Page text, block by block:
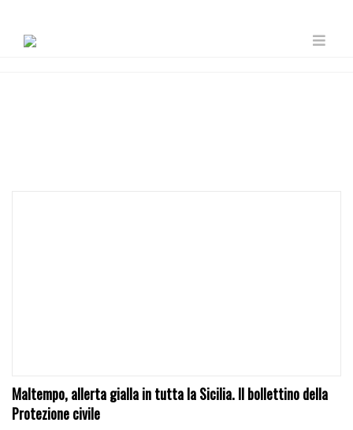
Maltempo, allerta gialla in tutta la Sicilia. Il bollettino della
Protezione civile